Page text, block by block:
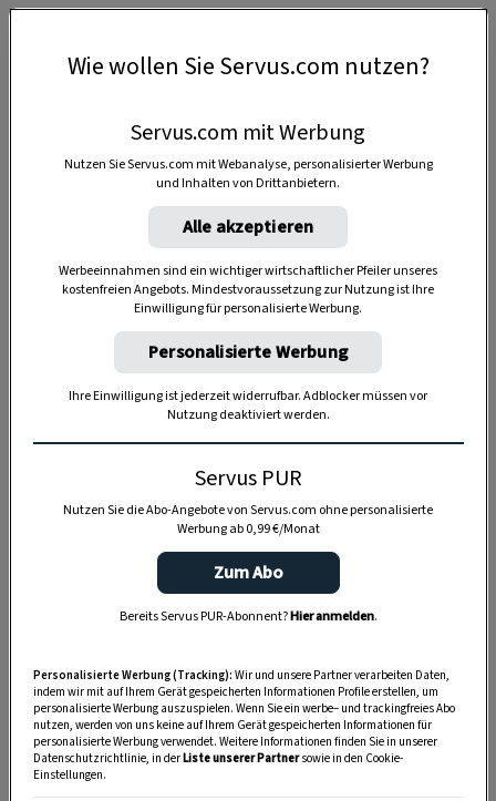
Anzeige
Wie wollen Sie Servus.com nutzen?
Servus.com mit Werbung
Nutzen Sie Servus.com mit Webanalyse, personalisierter Werbung
und Inhalten von Drittanbietern.
Alle akzeptieren
Werbeeinnahmen sind ein wichtiger wirtschaftlicher Pfeiler unseres
kostenfreien Angebots. Mindestvoraussetzung zur Nutzung ist Ihre
Einwilligung für personalisierte Werbung.
Personalisierte Werbung
Ihre Einwilligung ist jederzeit widerrufbar. Adblocker müssen vor
Nutzung deaktiviert werden.
Servus PUR
Nutzen Sie die Abo-Angebote von Servus.com ohne personalisierte
Werbung ab 0,99 €/Monat
Zum Abo
Bereits Servus PUR-Abonnent?Hier anmelden.
Personalisierte Werbung (Tracking): Wir und unsere Partner verarbeiten Daten,
indem wir mit auf Ihrem Gerät gespeicherten Informationen Profile erstellen, um
personalisierte Werbung auszuspielen. Wenn Sie ein werbe– und trackingfreies Abo
nutzen, werden von uns keine auf Ihrem Gerät gespeicherten Informationen für
personalisierte Werbung verwendet. Weitere Informationen finden Sie in unserer
Datenschutzrichtlinie, in derListe unserer Partnersowie in den Cookie-
Einstellungen.